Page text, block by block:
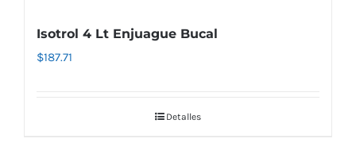
Isotrol 4 Lt Enjuague Bucal
$187.71
Detalles